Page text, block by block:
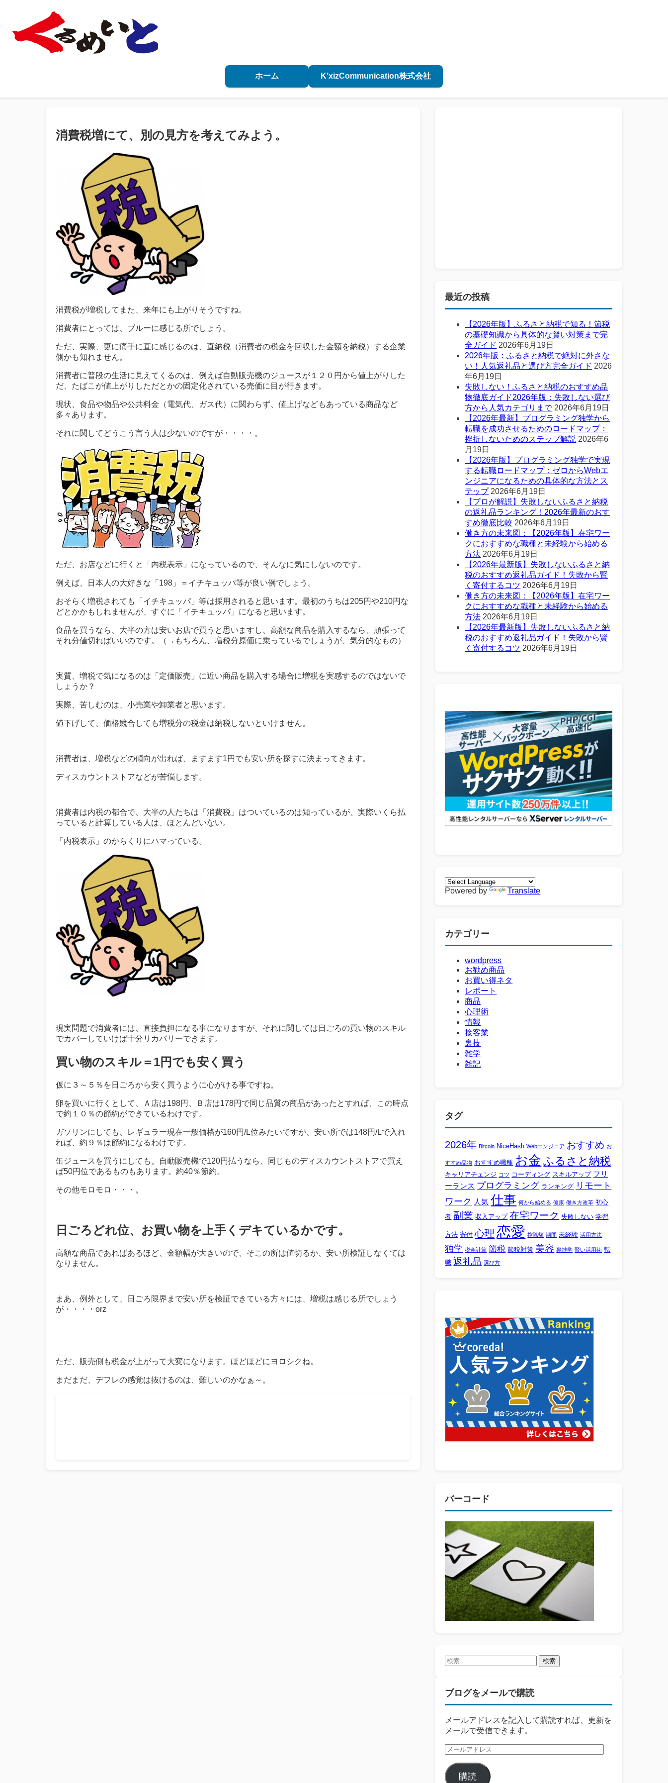
ホーム K’xizCommunication株式会社
消費税増にて、別の見方を考えてみよう。
消費税が増税してまた、来年にも上がりそうですね。
消費者にとっては、ブルーに感じる所でしょう。
ただ、実際、更に痛手に直に感じるのは、直納税（消費者の税金を回収した金額を納税）する企業
側かも知れません。
消費者に普段の生活に見えてくるのは、例えば自動販売機のジュースが１２０円から値上がりした
だ、たばこが値上がりしただとかの固定化されている売価に目が行きます。
現状、食品や物品や公共料金（電気代、ガス代）に関わらず、値上げなどもあっている商品など
多々あります。
それに関してどうこう言う人は少ないのですが・・・・。
ただ、お店などに行くと「内税表示」になっているので、そんなに気にしないのです。
例えば、日本人の大好きな「198」＝イチキュッパ等が良い例でしょう。
おそらく増税されても「イチキュッパ」等は採用されると思います。最初のうちは205円や210円な
どとかかもしれませんが、すぐに「イチキュッパ」になると思います。
食品を買うなら、大半の方は安いお店で買うと思いますし、高額な商品を購入するなら、頑張って
それ分値切ればいいのです。（→もちろん、増税分原価に乗っているでしょうが、気分的なもの）
実質、増税で気になるのは「定価販売」に近い商品を購入する場合に増税を実感するのではないで
しょうか？
実際、苦しむのは、小売業や卸業者と思います。
値下げして、価格競合しても増税分の税金は納税しないといけません。
消費者は、増税などの傾向が出れば、ますます1円でも安い所を探すに決まってきます。
ディスカウントストアなどが苦悩します。
消費者は内税の都合で、大半の人たちは「消費税」はついているのは知っているが、実際いくら払
っていると計算している人は、ほとんどいない。
「内税表示」のからくりにハマっている。
現実問題で消費者には、直接負担になる事になりますが、それに関しては日ごろの買い物のスキル
でカバーしていけば十分リカバリーできます。
買い物のスキル＝1円でも安く買う
仮に３～５％を日ごろから安く買うように心がける事ですね。
卵を買いに行くとして、Ａ店は198円、Ｂ店は178円で同じ品質の商品があったとすれば、この時点
で約１０％の節約ができているわけです。
ガソリンにしても、レギュラー現在一般価格が160円/L位みたいですが、安い所では148円/Lで入れ
れば、約９％は節約になるわけです。
缶ジュースを買うにしても。自動販売機で120円払うなら、同じものディスカウントストアで買え
ば50円位であるものもあります。約40％節約。
その他モロモロ・・・。
日ごろどれ位、お買い物を上手くデキているかです。
高額な商品であればあるほど、金額幅が大きいので、そこの所は値切るか、安い所検証しなくては
なりません。
まあ、例外として、日ごろ限界まで安い所を検証できている方々には、増税は感じる所でしょう
が・・・・orz
ただ、販売側も税金が上がって大変になります。ほどほどにヨロシクね。
まだまだ、デフレの感覚は抜けるのは、難しいのかなぁ～。
最近の投稿
【2026年版】ふるさと納税で知る！節税
の基礎知識から具体的な賢い対策まで完
全ガイド 2026年6月19日
2026年版：ふるさと納税で絶対に外さな
い！人気返礼品と選び方完全ガイド 2026
年6月19日
失敗しない！ふるさと納税のおすすめ品
物徹底ガイド2026年版：失敗しない選び
方から人気カテゴリまで 2026年6月19日
【2026年最新】プログラミング独学から
転職を成功させるためのロードマップ：
挫折しないためのステップ解説 2026年6
月19日
【2026年版】プログラミング独学で実現
する転職ロードマップ：ゼロからWebエ
ンジニアになるための具体的な方法とス
テップ 2026年6月19日
【プロが解説】失敗しないふるさと納税
の返礼品ランキング！2026年最新のおす
すめ徹底比較 2026年6月19日
働き方の未来図：【2026年版】在宅ワー
クにおすすめな職種と未経験から始める
方法 2026年6月19日
【2026年最新版】失敗しないふるさと納
税のおすすめ返礼品ガイド！失敗から賢
く寄付するコツ 2026年6月19日
働き方の未来図：【2026年版】在宅ワー
クにおすすめな職種と未経験から始める
方法 2026年6月19日
【2026年最新版】失敗しないふるさと納
税のおすすめ返礼品ガイド！失敗から賢
く寄付するコツ 2026年6月19日
Powered by Translate
カテゴリー
wordpress
お勧め商品
お買い得ネタ
レポート
商品
心理術
情報
接客業
裏技
雑学
雑記
タグ
2026年 Bitcoin NiceHash Webエンジニア おすすめ お
すすめ品物 おすすめ職種 お金 ふるさと納税
キャリアチェンジ コツ コーディング スキルアップ フリ
ーランス プログラミング ランキング リモート
ワーク 人気 仕事 何から始める 健康 働き方改革 初心
者 副業 収入アップ 在宅ワーク 失敗しない 学習
方法 寄付 心理 恋愛 控除額 期間 未経験 活用方法
独学 税金計算 節税 節税対策 美容 裏雑学 賢い活用術 転
職 返礼品 選び方
バーコード
検
ブログをメールで購読
メールアドレスを記入して購読すれば、更新を
メールで受信できます。
メ
ル
ア
購読